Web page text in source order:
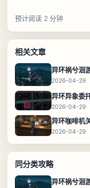
预计阅读 2 分钟
相关文章
异环祸兮洄
2026-04-29
2026-04-29
异环咖啡机
2026-04-29
同分类攻略
异环祸兮洄